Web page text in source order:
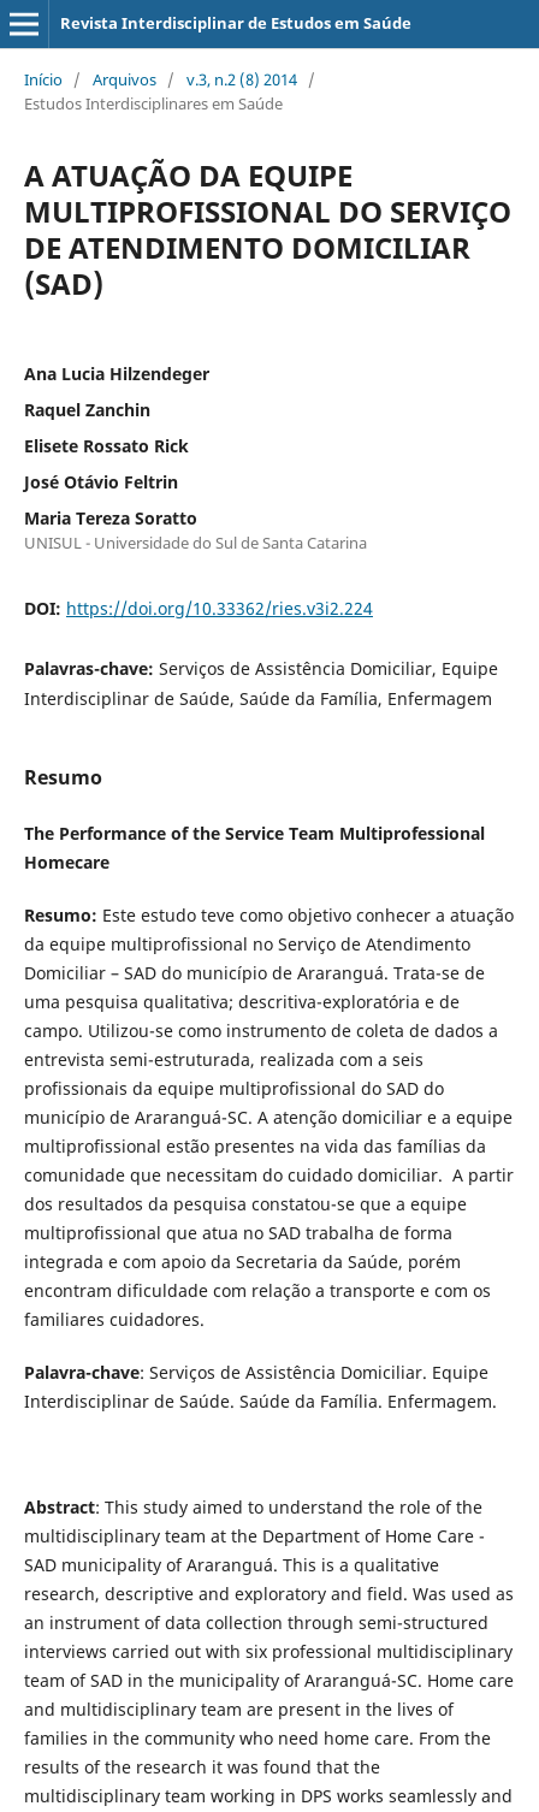
Revista Interdisciplinar de Estudos em Saúde
Início / Arquivos / v.3, n.2 (8) 2014 /
Estudos Interdisciplinares em Saúde
A ATUAÇÃO DA EQUIPE
MULTIPROFISSIONAL DO SERVIÇO
DE ATENDIMENTO DOMICILIAR
(SAD)
Ana Lucia Hilzendeger
Raquel Zanchin
Elisete Rossato Rick
José Otávio Feltrin
Maria Tereza Soratto
UNISUL - Universidade do Sul de Santa Catarina
DOI: https://doi.org/10.33362/ries.v3i2.224
Palavras-chave: Serviços de Assistência Domiciliar, Equipe
Interdisciplinar de Saúde, Saúde da Família, Enfermagem
Resumo
The Performance of the Service Team Multiprofessional
Homecare
Resumo: Este estudo teve como objetivo conhecer a atuação
da equipe multiprofissional no Serviço de Atendimento
Domiciliar – SAD do município de Araranguá. Trata-se de
uma pesquisa qualitativa; descritiva-exploratória e de
campo. Utilizou-se como instrumento de coleta de dados a
entrevista semi-estruturada, realizada com a seis
profissionais da equipe multiprofissional do SAD do
município de Araranguá-SC. A atenção domiciliar e a equipe
multiprofissional estão presentes na vida das famílias da
comunidade que necessitam do cuidado domiciliar. A partir
dos resultados da pesquisa constatou-se que a equipe
multiprofissional que atua no SAD trabalha de forma
integrada e com apoio da Secretaria da Saúde, porém
encontram dificuldade com relação a transporte e com os
familiares cuidadores.
Palavra-chave: Serviços de Assistência Domiciliar. Equipe
Interdisciplinar de Saúde. Saúde da Família. Enfermagem.
Abstract: This study aimed to understand the role of the
multidisciplinary team at the Department of Home Care -
SAD municipality of Araranguá. This is a qualitative
research, descriptive and exploratory and field. Was used as
an instrument of data collection through semi-structured
interviews carried out with six professional multidisciplinary
team of SAD in the municipality of Araranguá-SC. Home care
and multidisciplinary team are present in the lives of
families in the community who need home care. From the
results of the research it was found that the
multidisciplinary team working in DPS works seamlessly and